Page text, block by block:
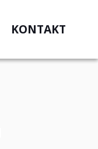
KONTAKT